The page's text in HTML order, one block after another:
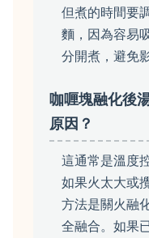
但煮的時間要
麵，因為容易
分開煮，避免
咖喱塊融化後
原因？
這通常是溫度
如果火太大或
方法是關火融
全融合。如果